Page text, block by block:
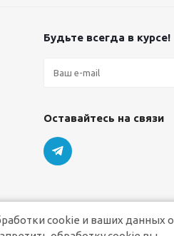
Будьте всегда в курсе!
Оставайтесь на связи
cookie и ваших данных о